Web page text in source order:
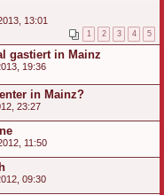
13:01
1 2 3 4 5
gastiert in Mainz
19:36
in Mainz?
23:27
11:50
09:30